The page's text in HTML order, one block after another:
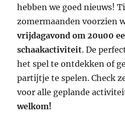
hebben we goed nieuws!
zomermaanden voorzien
vrijdagavond om 20u00
schaakactiviteit. De
het spel te ontdekken of
partijtje te spelen. Check
voor alle geplande
welkom!